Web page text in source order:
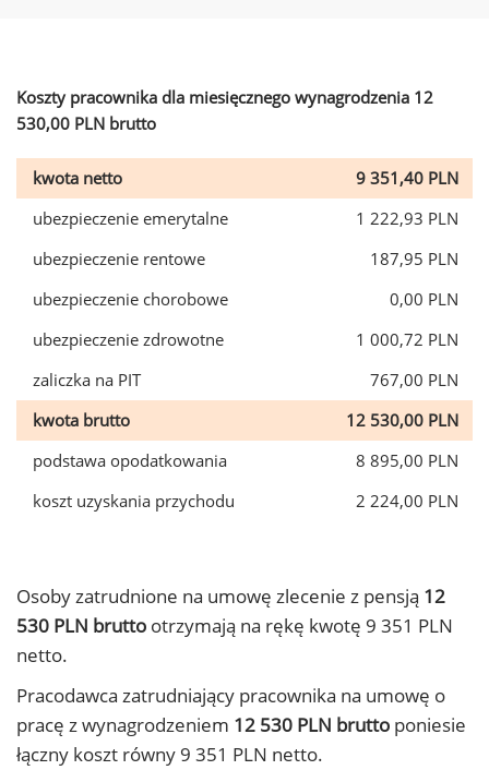
Koszty pracownika dla miesięcznego wynagrodzenia 12
530,00 PLN brutto
kwota netto
9 351,40 PLN
ubezpieczenie emerytalne
1 222,93 PLN
ubezpieczenie rentowe
187,95 PLN
ubezpieczenie chorobowe
0,00 PLN
ubezpieczenie zdrowotne
1 000,72 PLN
zaliczka na PIT
767,00 PLN
kwota brutto
12 530,00 PLN
podstawa opodatkowania
8 895,00 PLN
koszt uzyskania przychodu
2 224,00 PLN
Osoby zatrudnione na umowę zlecenie z pensją 12
530 PLN brutto otrzymają na rękę kwotę 9 351 PLN
netto.
Pracodawca zatrudniający pracownika na umowę o
pracę z wynagrodzeniem 12 530 PLN brutto poniesie
łączny koszt równy 9 351 PLN netto.